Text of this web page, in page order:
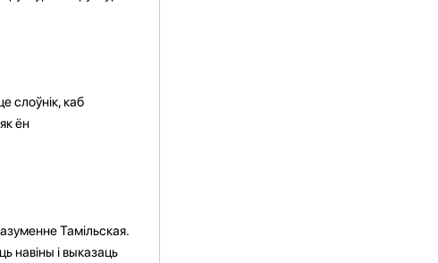
слоўнік, каб
ён
Тамільская.
навіны і выказаць